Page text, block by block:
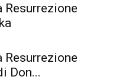
Resurrezione
Resurrezione
Don...